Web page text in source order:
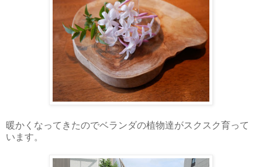
暖かくなってきたのでベランダの植物達がスクスク育って
います。